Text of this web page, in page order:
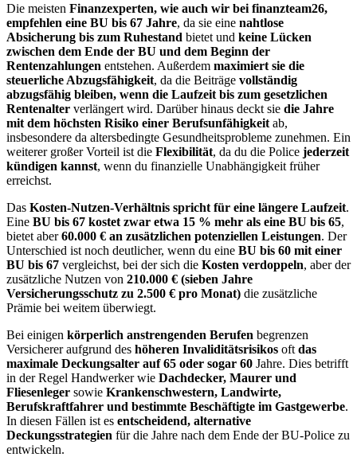
Die meisten Finanzexperten, wie auch wir bei finanzteam26,
empfehlen eine BU bis 67 Jahre, da sie eine nahtlose
Absicherung bis zum Ruhestand bietet und keine Lücken
zwischen dem Ende der BU und dem Beginn der
Rentenzahlungen entstehen. Außerdem maximiert sie die
steuerliche Abzugsfähigkeit, da die Beiträge vollständig
abzugsfähig bleiben, wenn die Laufzeit bis zum gesetzlichen
Rentenalter verlängert wird. Darüber hinaus deckt sie die Jahre
mit dem höchsten Risiko einer Berufsunfähigkeit ab,
insbesondere da altersbedingte Gesundheitsprobleme zunehmen. Ein
weiterer großer Vorteil ist die Flexibilität, da du die Police jederzeit
kündigen kannst, wenn du finanzielle Unabhängigkeit früher
erreichst.
Das Kosten-Nutzen-Verhältnis spricht für eine längere Laufzeit.
Eine BU bis 67 kostet zwar etwa 15 % mehr als eine BU bis 65,
bietet aber60.000 € an zusätzlichen potenziellen Leistungen. Der
Unterschied ist noch deutlicher, wenn du eine BU bis 60 mit einer
BU bis 67 vergleichst, bei der sich die Kosten verdoppeln, aber der
zusätzliche Nutzen von 210.000 € (sieben Jahre
Versicherungsschutz zu 2.500 € pro Monat) die zusätzliche
Prämie bei weitem überwiegt.
Bei einigen körperlich anstrengenden Berufen begrenzen
Versicherer aufgrund des höheren Invaliditätsrisikos oft das
maximale Deckungsalter auf 65 oder sogar 60 Jahre. Dies betrifft
in der Regel Handwerker wie Dachdecker, Maurer und
Fliesenleger sowie Krankenschwestern, Landwirte,
Berufskraftfahrer und bestimmte Beschäftigte im Gastgewerbe.
In diesen Fällen ist es entscheidend, alternative
Deckungsstrategien für die Jahre nach dem Ende der BU-Police zu
entwickeln.